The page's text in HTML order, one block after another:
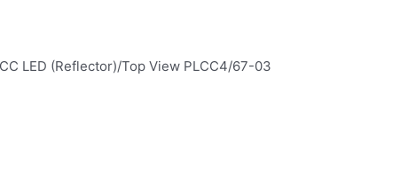
LED (Reflector)/Top View PLCC4/67-03